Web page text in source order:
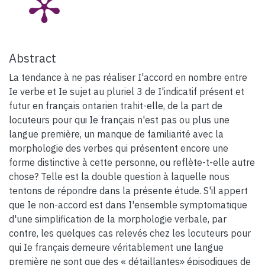
Abstract
La tendance à ne pas réaliser I'accord en nombre entre
Ie verbe et Ie sujet au pluriel 3 de I'indicatif présent et
futur en français ontarien trahit-elle, de la part de
locuteurs pour qui Ie français n'est pas ou plus une
langue première, un manque de familiarité avec la
morphologie des verbes qui présentent encore une
forme distinctive à cette personne, ou reflète-t-elle autre
chose? Telle est la double question à laquelle nous
tentons de répondre dans la présente étude. S'il appert
que Ie non-accord est dans I'ensemble symptomatique
d'une simplification de la morphologie verbale, par
contre, les quelques cas relevés chez les locuteurs pour
qui Ie français demeure véritablement une langue
première ne sont que des « détaillantes» épisodiques de